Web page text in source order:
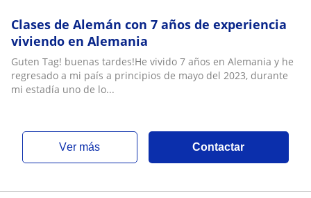
Clases de Alemán con 7 años de experiencia
viviendo en Alemania
Guten Tag! buenas tardes!He vivido 7 años en Alemania y he
regresado a mi país a principios de mayo del 2023, durante
mi estadía uno de lo...
ver más Contactar